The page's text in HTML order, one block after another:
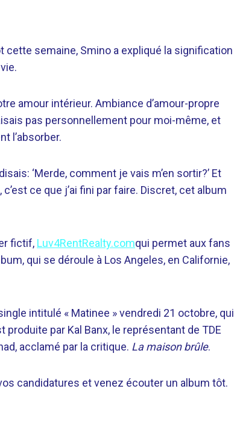
cette semaine, Smino a expliqué la signification
amour intérieur. Ambiance d’amour-propre
pas personnellement pour moi-même, et
l’absorber.
‘Merde, comment je vais m’en sortir?’ Et
ce que j’ai fini par faire. Discret, cet album
fictif, Luv4RentRealty.comqui permet aux fans
qui se déroule à Los Angeles, en Californie,
intitulé « Matinee » vendredi 21 octobre, qui
par Kal Banx, le représentant de TDE
acclamé par la critique. La maison brûle.
candidatures et venez écouter un album tôt.